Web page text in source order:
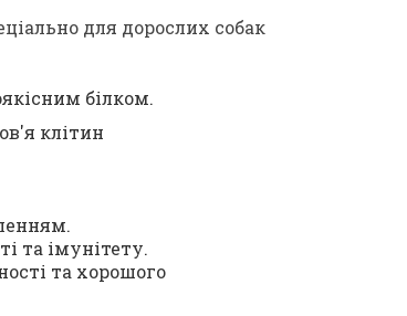
для дорослих собак
білком.
клітин
та імунітету.
та хорошого